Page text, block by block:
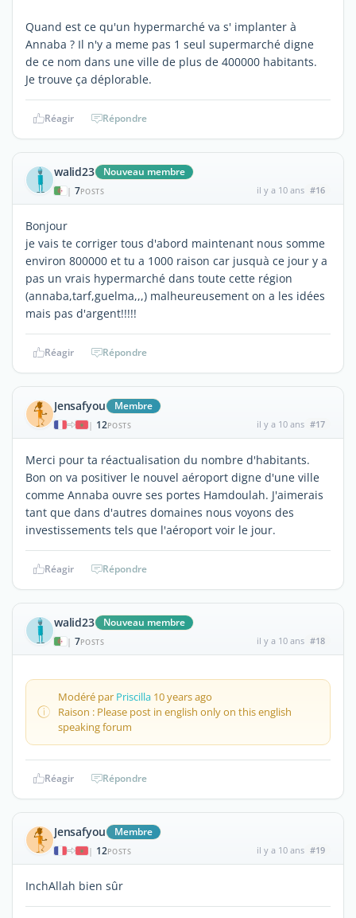
Quand est ce qu'un hypermarché va s' implanter à
Annaba ? Il n'y a meme pas 1 seul supermarché digne
de ce nom dans une ville de plus de 400000 habitants.
Je trouve ça déplorable.
Réagir Répondre
walid23 Nouveau membre
| 7POSTS il y a 10 ans #16
Bonjour
je vais te corriger tous d'abord maintenant nous somme
environ 800000 et tu a 1000 raison car jusquà ce jour y a
pas un vrais hypermarché dans toute cette région
(annaba,tarf,guelma,,,) malheureusement on a les idées
mais pas d'argent!!!!!
Réagir Répondre
Jensafyou Membre
| 12POSTS il y a 10 ans #17
Merci pour ta réactualisation du nombre d'habitants.
Bon on va positiver le nouvel aéroport digne d'une ville
comme Annaba ouvre ses portes Hamdoulah. J'aimerais
tant que dans d'autres domaines nous voyons des
investissements tels que l'aéroport voir le jour.
Réagir Répondre
walid23 Nouveau membre
| 7POSTS il y a 10 ans #18
Modéré par Priscilla 10 years ago
Raison : Please post in english only on this english
speaking forum
Réagir Répondre
Jensafyou Membre
| 12POSTS il y a 10 ans #19
InchAllah bien sûr